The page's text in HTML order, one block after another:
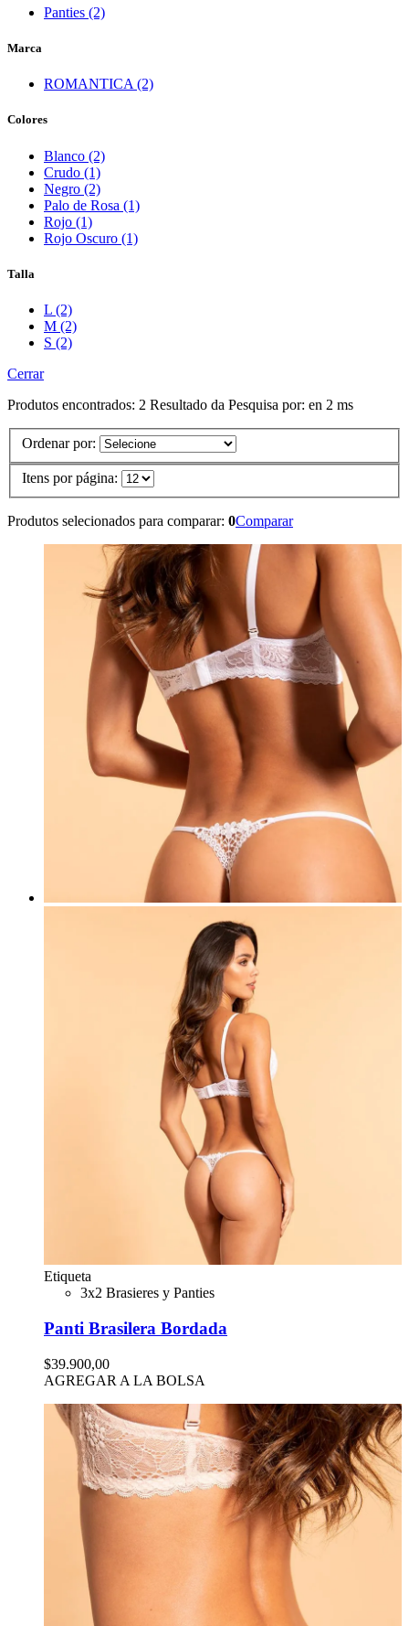
Panties (2)
Marca
ROMANTICA (2)
Colores
Blanco (2)
Crudo (1)
Negro (2)
Palo de Rosa (1)
Rojo (1)
Rojo Oscuro (1)
Talla
L (2)
M (2)
S (2)
Cerrar
Produtos encontrados: 2 Resultado da Pesquisa por: en 2 ms
Ordenar por:
Itens por página:
Produtos selecionados para comparar: 0Comparar
Etiqueta
3x2 Brasieres y Panties
Panti Brasilera Bordada
$39.900,00
AGREGAR A LA BOLSA